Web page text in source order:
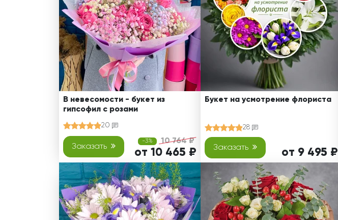
В невесомости - букет из
гипсофил с розами
20
Заказать
-3% 10 764 ₽
от 10 465 ₽
Букет на усмотрение флориста
28
Заказать от 9 495 ₽